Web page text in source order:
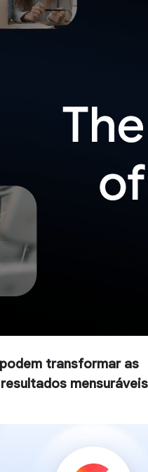
transformar as
mensuráveis